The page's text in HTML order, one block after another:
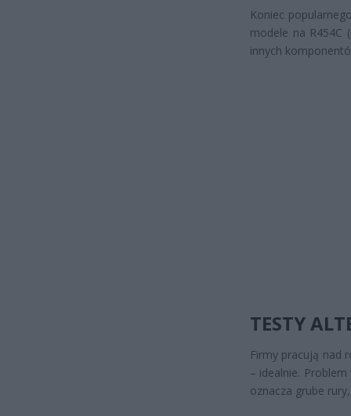
Koniec
modele na R454C
innych
TESTY
Firmy pracują nad
– idealnie.
oznacza grube